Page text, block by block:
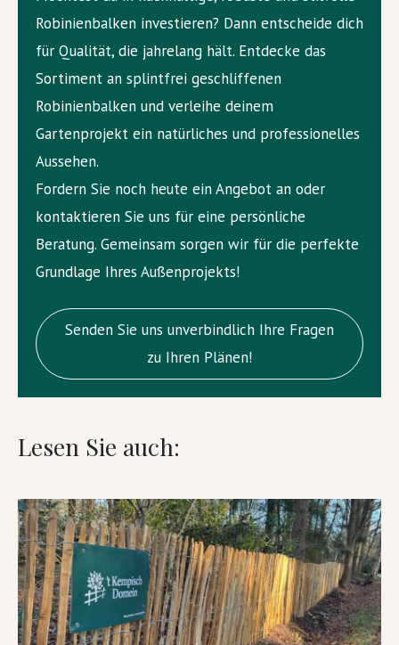
Robinienbalken investieren? Dann entscheide dich
für Qualität, die jahrelang hält. Entdecke das
Sortiment an splintfrei geschliffenen
Robinienbalken und verleihe deinem
Gartenprojekt ein natürliches und professionelles
Aussehen.
Fordern Sie noch heute ein Angebot an oder
kontaktieren Sie uns für eine persönliche
Beratung. Gemeinsam sorgen wir für die perfekte
Grundlage Ihres Außenprojekts!
Senden Sie uns unverbindlich Ihre Fragen
zu Ihren Plänen!
Lesen Sie auch: